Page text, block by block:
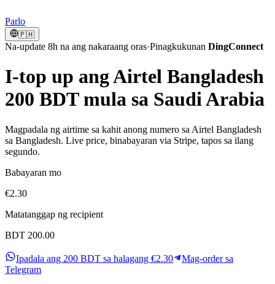
Parlo
🇵🇭
Na-update 8h na ang nakaraang oras·Pinagkukunan DingConnect
I-top up ang Airtel Bangladesh
200 BDT mula sa Saudi Arabia
Magpadala ng airtime sa kahit anong numero sa Airtel Bangladesh
sa Bangladesh. Live price, binabayaran via Stripe, tapos sa ilang
segundo.
Babayaran mo
€2.30
Matatanggap ng recipient
BDT 200.00
Ipadala ang 200 BDT sa halagang €2.30
Mag-order sa
Telegram